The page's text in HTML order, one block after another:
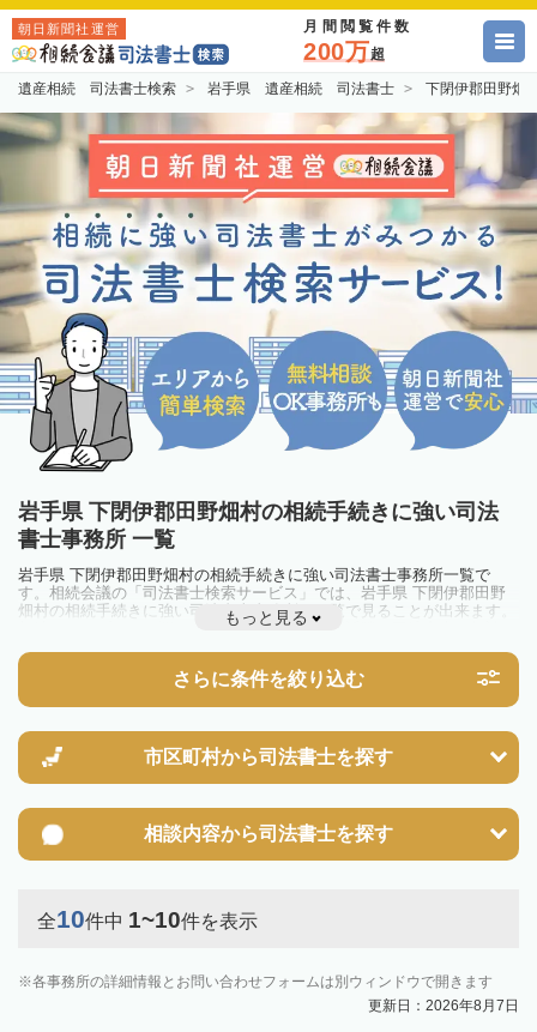
朝日新聞社運営 月間閲覧件数
200万超
遺産相続 司法書士検索 岩手県 遺産相続 司法書士 下閉伊郡田野
岩手県 下閉伊郡田野畑村の相続手続きに強い司法
書士事務所 一覧
岩手県 下閉伊郡田野畑村の相続手続きに強い司法書士事務所一覧で
す。相続会議の「司法書士検索サービス」では、岩手県 下閉伊郡田野
畑村の相続手続きに強い司法書士事務所を一覧で見ることが出来ます。
相続のトラブルやお悩みを抱えている方は一度近隣の司法書士に相談し
もっと見る
さらに条件を絞り込む
市区町村から司法書士を探す
相談内容から司法書士を探す
全10件中 1~10件を表示
各事務所の詳細情報とお問い合わせフォームは別ウィンドウで開きます
更新日：2026年8月7日